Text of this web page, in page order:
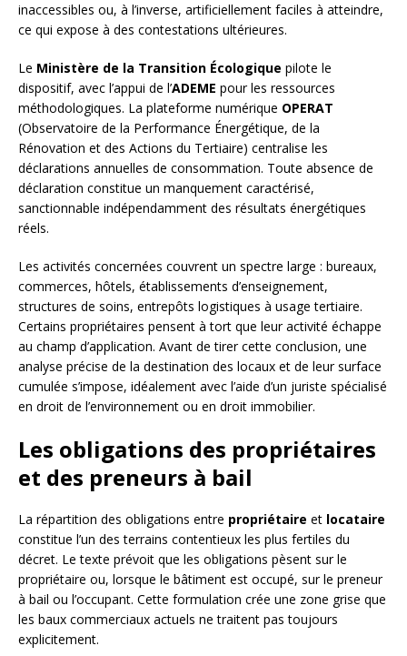
inaccessibles ou, à l’inverse, artificiellement faciles à atteindre,
ce qui expose à des contestations ultérieures.
Le Ministère de la Transition Écologique pilote le
dispositif, avec l’appui de l’ADEME pour les ressources
méthodologiques. La plateforme numérique OPERAT
(Observatoire de la Performance Énergétique, de la
Rénovation et des Actions du Tertiaire) centralise les
déclarations annuelles de consommation. Toute absence de
déclaration constitue un manquement caractérisé,
sanctionnable indépendamment des résultats énergétiques
réels.
Les activités concernées couvrent un spectre large : bureaux,
commerces, hôtels, établissements d’enseignement,
structures de soins, entrepôts logistiques à usage tertiaire.
Certains propriétaires pensent à tort que leur activité échappe
au champ d’application. Avant de tirer cette conclusion, une
analyse précise de la destination des locaux et de leur surface
cumulée s’impose, idéalement avec l’aide d’un juriste spécialisé
en droit de l’environnement ou en droit immobilier.
Les obligations des propriétaires
et des preneurs à bail
La répartition des obligations entre propriétaire et locataire
constitue l’un des terrains contentieux les plus fertiles du
décret. Le texte prévoit que les obligations pèsent sur le
propriétaire ou, lorsque le bâtiment est occupé, sur le preneur
à bail ou l’occupant. Cette formulation crée une zone grise que
les baux commerciaux actuels ne traitent pas toujours
explicitement.